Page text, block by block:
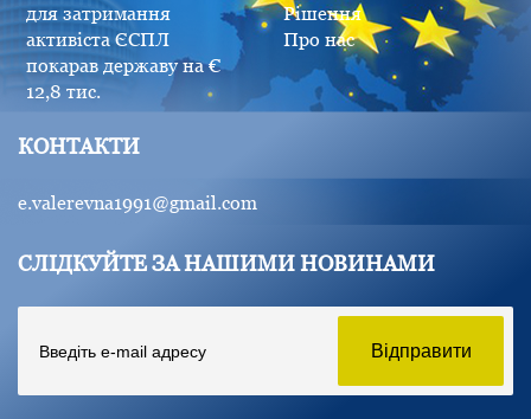
для затримання
активіста ЄСПЛ
покарав державу на €
12,8 тис.
Рішення
Про нас
КОНТАКТИ
e.valerevna1991@gmail.com
СЛІДКУЙТЕ ЗА НАШИМИ НОВИНАМИ